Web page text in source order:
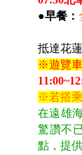
●早餐：
抵達花
※遊覽車
※若搭乘
在遠雄
驚讚不
點，提